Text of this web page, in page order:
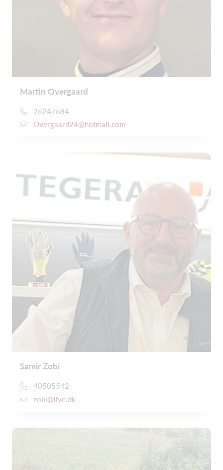
Martin Overgaard
26247684
Overgaard24@hotmail.com
Samir Zobi
40505542
zobi@live.dk